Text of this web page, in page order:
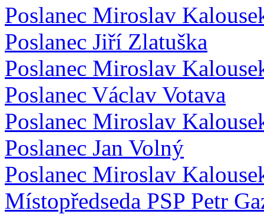
Poslanec Miroslav
Poslanec Jiří Zlatuška
Poslanec Miroslav
Poslanec Václav Votava
Poslanec Miroslav
Poslanec Jan Volný
Poslanec Miroslav
Místopředseda PSP Petr